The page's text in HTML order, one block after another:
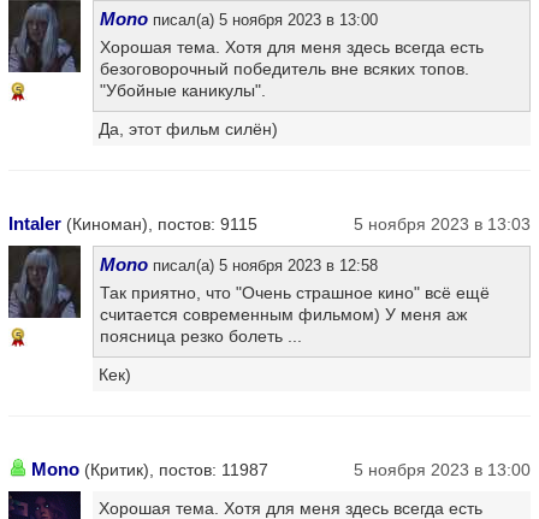
5
Mono писал(а) 5 ноября 2023 в 13:00
Хорошая тема. Хотя для меня здесь всегда есть
безоговорочный победитель вне всяких топов.
"Убойные каникулы".
Да, этот фильм силён)
Intaler (Киноман), постов: 9115 5 ноября 2023 в 13:03
5
Mono писал(а) 5 ноября 2023 в 12:58
Так приятно, что "Очень страшное кино" всё ещё
считается современным фильмом) У меня аж
поясница резко болеть ...
Кек)
Mono (Критик), постов: 11987 5 ноября 2023 в 13:00
Хорошая тема. Хотя для меня здесь всегда есть